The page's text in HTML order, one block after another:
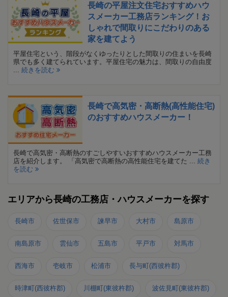
長崎の平屋注文住宅おすすめハウ
スメーカー工務店ランキング！お
しゃれで間取りにこだわりのある
家を建てよう
平屋住宅という、階段がなくゆったりとした間取りの住まいを長崎
県でも多く建てられています。平屋住宅の魅力は、間取りの自由度
続きを読む
長崎で高気密・高断熱(高性能住宅)
のおすすめハウスメーカー！
長崎で高気密・高断熱のすごしやすいおすすめハウスメーカー工務
店を紹介します。 「高気密で高断熱の高性能住宅を建てた ... 続き
を読む
エリアから長崎の工務店・ハウスメーカーを探す
長崎市 佐世保市 諫早市 大村市 島原市
南島原市 雲仙市 五島市 平戸市 対馬市
西海市 壱岐市 松浦市 長与町(西彼杵郡)
時津町(西彼杵郡) 川棚町(東彼杵郡) 波佐見町(東彼杵郡)